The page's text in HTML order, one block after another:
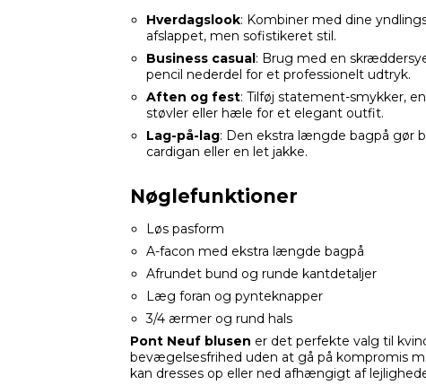
Hverdagslook: Kombiner med dine
afslappet, men sofistikeret stil.
Business casual : Brug med en
pencil nederdel for et professionelt udtryk.
Aften og fest: Tilføj statement-smykker,
støvler eller hæle for et elegant outfit.
Lag-på-lag: Den ekstra længde bagpå gør
cardigan eller en let jakke.
Nøglefunktioner
Løs pasform
A-facon med ekstra længde bagpå
Afrundet bund og runde kantdetaljer
Læg foran og pynteknapper
3/4 ærmer og rund hals
Pont Neuf blusen er det perfekte valg til
bevægelsesfrihed uden at gå på kompromis
kan dresses op eller ned afhængigt af